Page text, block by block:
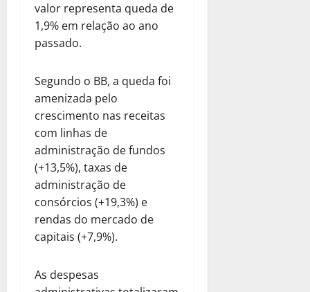
valor representa queda de
1,9% em relação ao ano
passado.
Segundo o BB, a queda foi
amenizada pelo
crescimento nas receitas
com linhas de
administração de fundos
(+13,5%), taxas de
administração de
consórcios (+19,3%) e
rendas do mercado de
capitais (+7,9%).
As despesas